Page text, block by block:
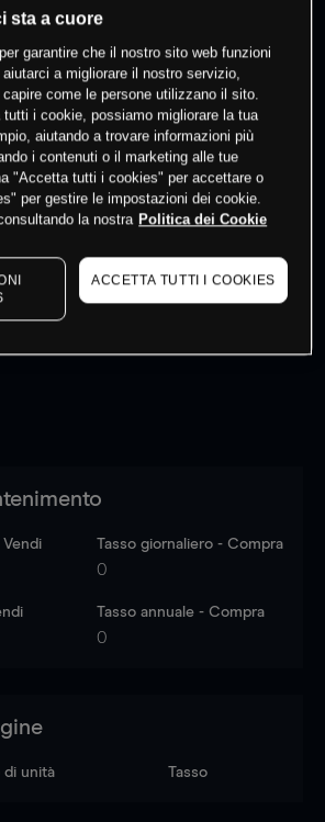
hanno posizioni
Fai trading
indicativi. Accediper vedere gli ultimi
to see latest market data
Tasso giornaliero - Compra
0
Tasso annuale - Compra
0
di unità Tasso
sta a cuore
garantire che il nostro sito web funzioni
a migliorare il nostro servizio,
come le persone utilizzano il sito.
tutti i cookie, possiamo migliorare la tua
aiutando a trovare informazioni più
i contenuti o il marketing alle tue
"Accetta tutti i cookies" per accettare o
per gestire le impostazioni dei cookie.
la nostra Politica dei Cookie
ACCETTA TUTTI I COOKIES